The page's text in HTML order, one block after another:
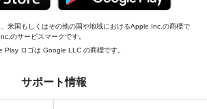
米国もしくはその他の国や地域におけるApple Inc.の商標で
のサービスマークです。
ロゴは Google LLC の商標です。
サポート情報